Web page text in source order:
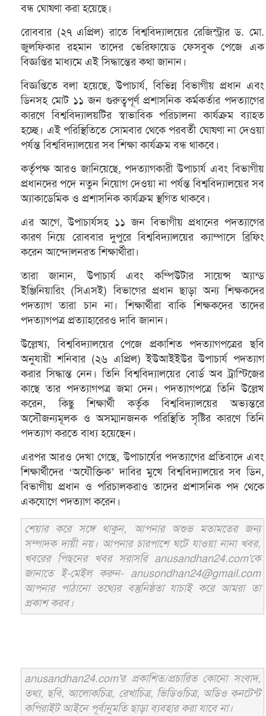
বন্ধ ঘোষণা করা হয়েছে।
রোববার (২৭ এপ্রিল) রাতে বিশ্ববিদ্যালয়ের রেজিস্ট্রার ড. মো.
জুলফিকার রহমান তাদের ভেরিফায়েড ফেসবুক পেজে এক
বিজ্ঞপ্তির মাধ্যমে এই সিদ্ধান্তের কথা জানান।
বিজ্ঞপ্তিতে বলা হয়েছে, উপাচার্য, বিভিন্ন বিভাগীয় প্রধান এবং
ডিনসহ মোট ১১ জন গুরুত্বপূর্ণ প্রশাসনিক কর্মকর্তার পদত্যাগের
কারণে বিশ্ববিদ্যালয়টির স্বাভাবিক পরিচালনা কার্যক্রম ব্যাহত
হচ্ছে। এই পরিস্থিতিতে সোমবার থেকে পরবর্তী ঘোষণা না দেওয়া
পর্যন্ত বিশ্ববিদ্যালয়ের সব শিক্ষা কার্যক্রম বন্ধ থাকবে।
কর্তৃপক্ষ আরও জানিয়েছে, পদত্যাগকারী উপাচার্য এবং বিভাগীয়
প্রধানদের পদে নতুন নিয়োগ দেওয়া না পর্যন্ত বিশ্ববিদ্যালয়ের সব
অ্যাকাডেমিক ও প্রশাসনিক কার্যক্রম স্থগিত থাকবে।
এর আগে, উপাচার্যসহ ১১ জন বিভাগীয় প্রধানের পদত্যাগের
কারণ নিয়ে রোববার দুপুরে বিশ্ববিদ্যালয়ের ক্যাম্পাসে ব্রিফিং
করেন আন্দোলনরত শিক্ষার্থীরা।
তারা জানান, উপাচার্য এবং কম্পিউটার সায়েন্স অ্যান্ড
ইঞ্জিনিয়ারিং (সিএসই) বিভাগের প্রধান ছাড়া অন্য শিক্ষকদের
পদত্যাগ তারা চান না। শিক্ষার্থীরা বাকি শিক্ষকদের তাদের
পদত্যাগপত্র প্রত্যাহারেরও দাবি জানান।
উল্লেখ্য, বিশ্ববিদ্যালয়ের পেজে প্রকাশিত পদত্যাগপত্রের ছবি
অনুযায়ী শনিবার (২৬ এপ্রিল) ইউআইইউর উপাচার্য পদত্যাগ
করার সিদ্ধান্ত নেন। তিনি বিশ্ববিদ্যালয়ের বোর্ড অব ট্রাস্টিজের
কাছে তার পদত্যাগপত্র জমা দেন। পদত্যাগপত্রে তিনি উল্লেখ
করেন, কিছু শিক্ষার্থী কর্তৃক বিশ্ববিদ্যালয়ের অভ্যন্তরে
অসৌজন্যমূলক ও অসম্মানজনক পরিস্থিতি সৃষ্টির কারণে তিনি
পদত্যাগ করতে বাধ্য হয়েছেন।
এরপর আরও দেখা গেছে, উপাচার্যের পদত্যাগের প্রতিবাদে এবং
শিক্ষার্থীদের ‘অযৌক্তিক’ দাবির মুখে বিশ্ববিদ্যালয়ের সব ডিন,
বিভাগীয় প্রধান ও পরিচালকরাও তাদের প্রশাসনিক পদ থেকে
একযোগে পদত্যাগ করেন।
শেয়ার করে সঙ্গে থাকুন, আপনার অশুভ মতামতের জন্য
সম্পাদক দায়ী নয়। আপনার চারপাশে ঘটে যাওয়া নানা খবর,
খবরের পিছনের খবর সরাসরি anusandhan24.com'কে
জানাতে ই-মেইল করুন- anusondhan24@gmail.com
আপনার পাঠানো তথ্যের বস্তুনিষ্ঠতা যাচাই করে আমরা তা
প্রকাশ করব।
anusandhan24.com'র প্রকাশিত/প্রচারিত কোনো সংবাদ,
তথ্য, ছবি, আলোকচিত্র, রেখাচিত্র, ভিডিওচিত্র, অডিও কনটেন্ট
কপিরাইট আইনে পূর্বানুমতি ছাড়া ব্যবহার করা যাবে না।